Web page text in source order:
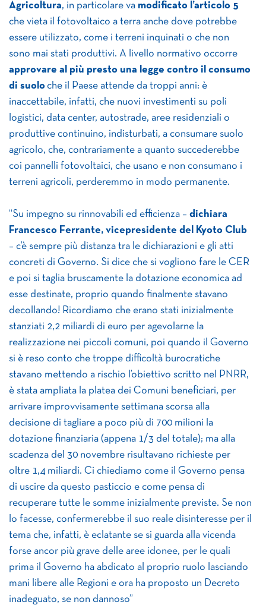
Agricoltura, in particolare va modificato l’articolo 5
che vieta il fotovoltaico a terra anche dove potrebbe
essere utilizzato, come i terreni inquinati o che non
sono mai stati produttivi. A livello normativo occorre
approvare al più presto una legge contro il consumo
di suolo che il Paese attende da troppi anni: è
inaccettabile, infatti, che nuovi investimenti su poli
logistici, data center, autostrade, aree residenziali o
produttive continuino, indisturbati, a consumare suolo
agricolo, che, contrariamente a quanto succederebbe
coi pannelli fotovoltaici, che usano e non consumano i
terreni agricoli, perderemmo in modo permanente.
“Su impegno su rinnovabili ed efficienza – dichiara
Francesco Ferrante, vicepresidente del Kyoto Club
– c’è sempre più distanza tra le dichiarazioni e gli atti
concreti di Governo. Si dice che si vogliono fare le CER
e poi si taglia bruscamente la dotazione economica ad
esse destinate, proprio quando finalmente stavano
decollando! Ricordiamo che erano stati inizialmente
stanziati 2,2 miliardi di euro per agevolarne la
realizzazione nei piccoli comuni, poi quando il Governo
si è reso conto che troppe difficoltà burocratiche
stavano mettendo a rischio l’obiettivo scritto nel PNRR,
è stata ampliata la platea dei Comuni beneficiari, per
arrivare improvvisamente settimana scorsa alla
decisione di tagliare a poco più di 700 milioni la
dotazione finanziaria (appena 1/3 del totale); ma alla
scadenza del 30 novembre risultavano richieste per
oltre 1,4 miliardi. Ci chiediamo come il Governo pensa
di uscire da questo pasticcio e come pensa di
recuperare tutte le somme inizialmente previste. Se non
lo facesse, confermerebbe il suo reale disinteresse per il
tema che, infatti, è eclatante se si guarda alla vicenda
forse ancor più grave delle aree idonee, per le quali
prima il Governo ha abdicato al proprio ruolo lasciando
mani libere alle Regioni e ora ha proposto un Decreto
inadeguato, se non dannoso”